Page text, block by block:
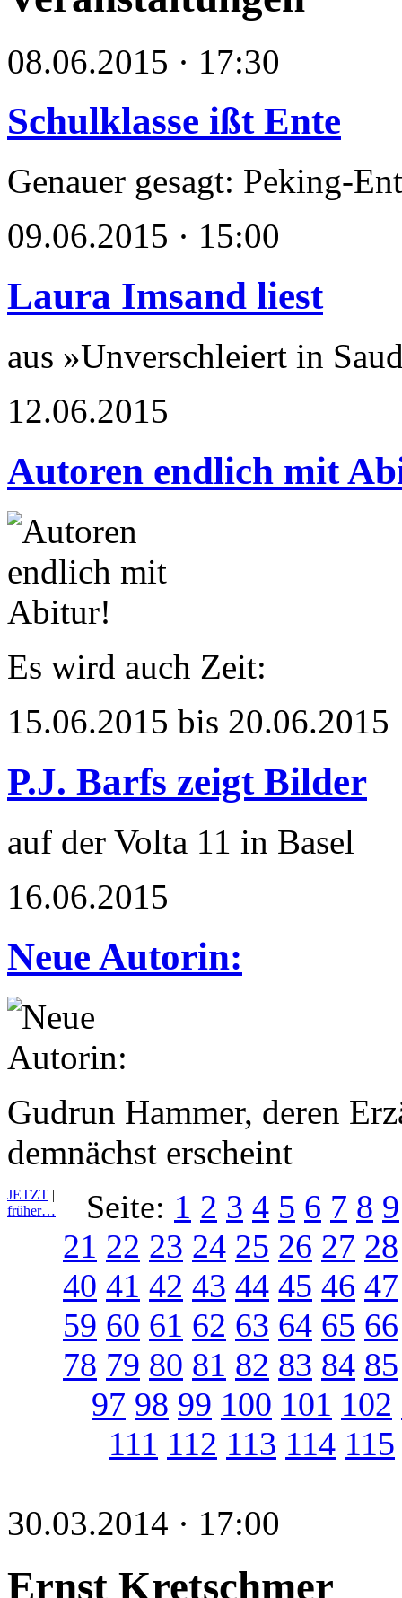
08.06.2015 · 17:30
Schulklasse ißt Ente
Genauer gesagt: Peking-
09.06.2015 · 15:00
Laura Imsand liest
aus »Unverschleiert in
12.06.2015
Autoren endlich mit
Es wird auch Zeit:
15.06.2015 bis 20.06.2015
P.J. Barfs zeigt Bilder
auf der Volta 11 in Basel
16.06.2015
Neue Autorin:
Gudrun Hammer, deren
demnächst erscheint
JETZT |
früher…
Seite: 1 2 3 4 5 6 7 8 9
21 22 23 24 25 26 27 28
40 41 42 43 44 45 46 47
59 60 61 62 63 64 65 66
78 79 80 81 82 83 84 85
97 98 99 100 101 102
111 112 113 114 115
30.03.2014 · 17:00
Ernst Kretschmer